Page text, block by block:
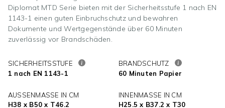
Diplomat MTD Serie bieten mit der Sicherheitsstufe 1 nach EN
1143-1 einen guten Einbruchschutz und bewahren
Dokumente und Wertgegenstände über 60 Minuten
zuverlässig vor Brandschäden.
SICHERHEITSSTUFE
1 nach EN 1143-1
BRANDSCHUTZ
60 Minuten Papier
AUSSENMASSE IN CM
H38 x B50 x T46.2
INNENMASSE IN CM
H25.5 x B37.2 x T30